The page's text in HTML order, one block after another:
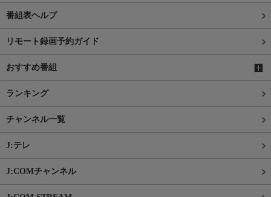
番組表ヘルプ
リモート録画予約ガイド
おすすめ番組
ランキング
チャンネル一覧
J:テレ
J:COMチャンネル